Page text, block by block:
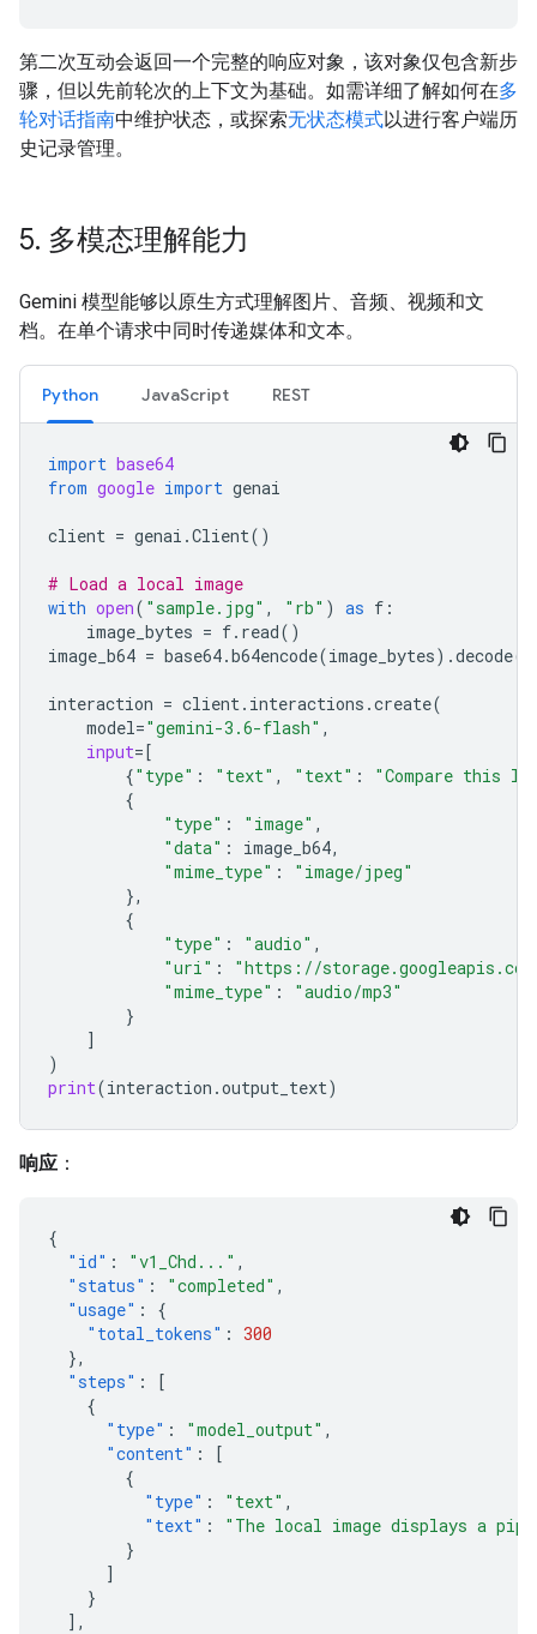
第二次互动会返回一个完整的响应对象，该对象仅包含新步
骤，但以先前轮次的上下文为基础。如需详细了解如何在多
轮对话指南中维护状态，或探索无状态模式以进行客户端历
史记录管理。
5. 多模态理解能力
Gemini 模型能够以原生方式理解图片、音频、视频和文
档。在单个请求中同时传递媒体和文本。
Python JavaScript REST
import base64
from google import genai
client = genai .Client()
# Load a local image
with open( "sample.jpg" , "rb" ) as f :
image_bytes = f. read()
image_b64 = base64.b64encode(image_bytes) .decode(
interaction = client. interactions .create(
model="gemini-3.6-flash" ,
input=[
{"type" : "text" , "text" :
"Compare this
{
"type" : "image" ,
"data" : image_b64,
"mime_type" :
"image/jpeg"
},
{
"type" : "audio" ,
"uri" :
"https://
"mime_type" :
"audio/mp3"
}
]
)
print(interaction .output_text)
响应 ：
{
"id" : "v1_Chd..." ,
"status" : "completed" ,
"usage" :
{
"total_tokens" : 300
},
"steps" :
[
{
"type" : "model_output" ,
"content" :
[
{
"type" : "text" ,
"text" :
"The local image displays a
}
]
}
],